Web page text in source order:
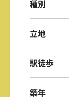
種別
立地
駅徒歩
築年